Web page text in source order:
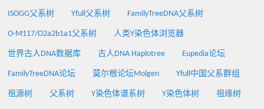
ISOGG父系树 Yfull父系树 FamilyTreeDNA父系树
O-M117/O2a2b1a1父系树 人类Y染色体浏览器
世界古人DNA数据库 古人DNA Haplotree Eupedia论坛
FamilyTreeDNA论坛 莫尔根论坛Molgen Yfull中国父系群组
祖源树 父系树 Y染色体谱系树 Y染色体树 祖缘树